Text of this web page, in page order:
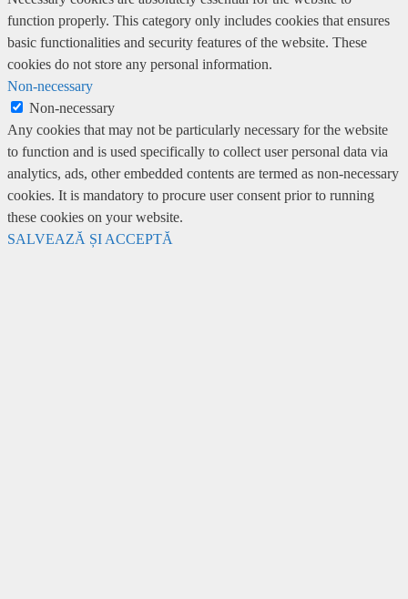
function properly. This category only includes cookies that ensures
basic functionalities and security features of the website. These
cookies do not store any personal information.
Non-necessary
Non-necessary
Any cookies that may not be particularly necessary for the website
to function and is used specifically to collect user personal data via
analytics, ads, other embedded contents are termed as non-necessary
cookies. It is mandatory to procure user consent prior to running
these cookies on your website.
SALVEAZĂ ȘI ACCEPTĂ